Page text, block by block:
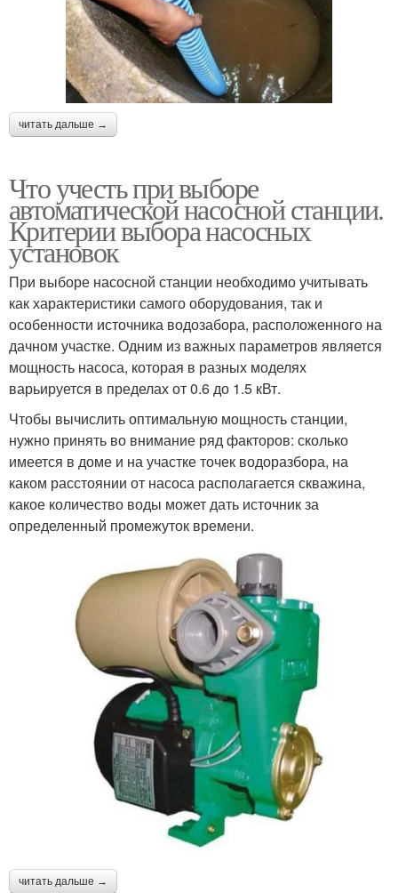
читать дальше →
Что учесть при выборе
автоматической насосной станции.
Критерии выбора насосных
установок
При выборе насосной станции необходимо учитывать
как характеристики самого оборудования, так и
особенности источника водозабора, расположенного на
дачном участке. Одним из важных параметров является
мощность насоса, которая в разных моделях
варьируется в пределах от 0.6 до 1.5 кВт.
Чтобы вычислить оптимальную мощность станции,
нужно принять во внимание ряд факторов: сколько
имеется в доме и на участке точек водоразбора, на
каком расстоянии от насоса располагается скважина,
какое количество воды может дать источник за
определенный промежуток времени.
читать дальше →